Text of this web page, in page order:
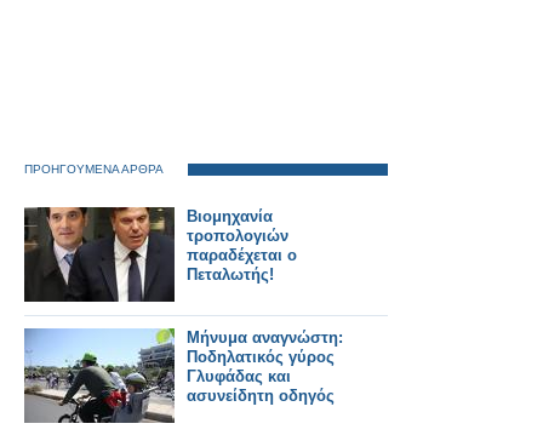
ΠΡΟΗΓΟΥΜΕΝΑ ΑΡΘΡΑ
Βιομηχανία
τροπολογιών
παραδέχεται ο
Πεταλωτής!
Μήνυμα αναγνώστη:
Ποδηλατικός γύρος
Γλυφάδας και
ασυνείδητη οδηγός